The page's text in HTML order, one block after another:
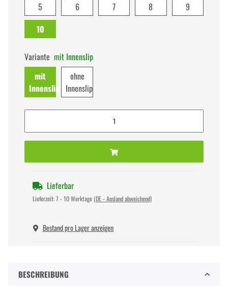
5
6 7 8
9
10
Variante mit Innenslip
mit
Innenslip
ohne
Innenslip
Lieferbar
Lieferzeit:7 - 10 Werktage (DE - Ausland abweichend)
Bestand pro Lager anzeigen
BESCHREIBUNG